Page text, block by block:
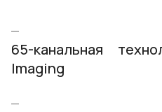
65-канальная
Imaging